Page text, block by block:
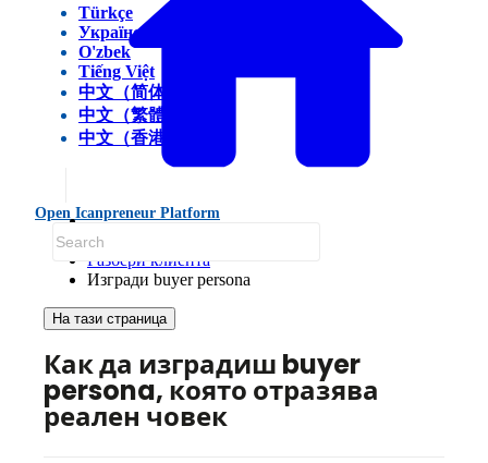
Türkçe
Українська
O'zbek
Tiếng Việt
中文（简体）
中文（繁體）
中文（香港）
Open Icanpreneur Platform
Ръководства
Разбери клиента
Изгради buyer persona
На тази страница
Как да изградиш buyer
persona, която отразява
реален човек